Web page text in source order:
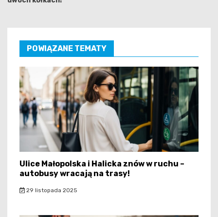
POWIĄZANE TEMATY
Ulice Małopolska i Halicka znów w ruchu –
autobusy wracają na trasy!
29 listopada 2025